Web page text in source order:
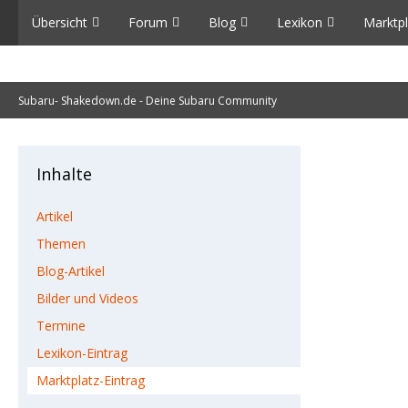
Übersicht Forum Blog Lexikon
Subaru- Shakedown.de - Deine Subaru Community
Inhalte
Artikel
Themen
Blog-Artikel
Bilder und Videos
Termine
Lexikon-Eintrag
Marktplatz-Eintrag